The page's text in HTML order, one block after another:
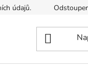
údajů.